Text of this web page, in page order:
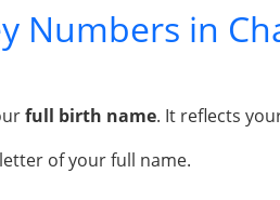
Numbers in
full birth name. It reflects
of your full name.